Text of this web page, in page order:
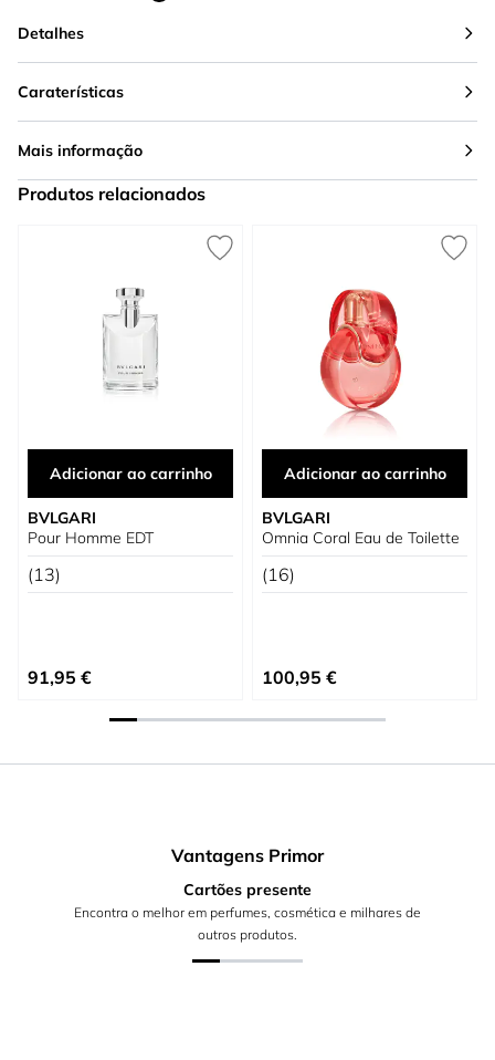
Detalhes
Caraterísticas
Mais informação
Produtos relacionados
Adicionar ao carrinho
BVLGARI
Pour Homme EDT
(13)
Preço Especial
91,95 €
Adicionar ao carrinho
BVLGARI
Omnia Coral Eau de Toilette
(16)
Preço Especial
100,95 €
Vantagens Primor
Cartões presente
Encontra o melhor em perfumes, cosmética e milhares de
outros produtos.